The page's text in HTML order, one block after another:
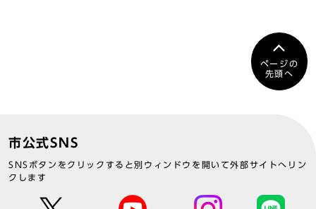
ページの
先頭へ
市公式SNS
SNSボタンをクリックすると別ウィンドウを開いて外部サイトへリン
クします